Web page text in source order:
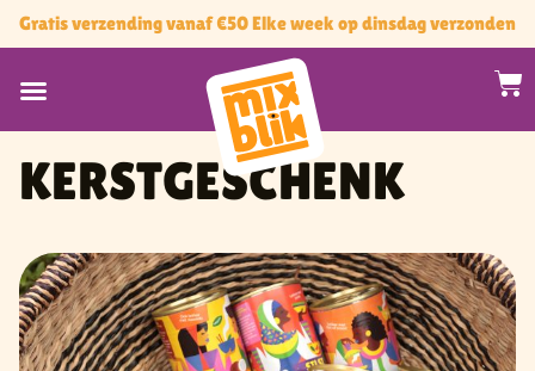
Gratis verzending vanaf €50 Elke week op dinsdag verzonden
KERSTGESCHENK